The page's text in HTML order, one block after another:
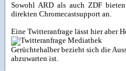
Sowohl ARD als auch ZDF
direkten Chromecastsupport an.
Eine Twitteranfrage lässt hier aber
Gerüchtehalber bezieht sich die
abzuwarten ist.